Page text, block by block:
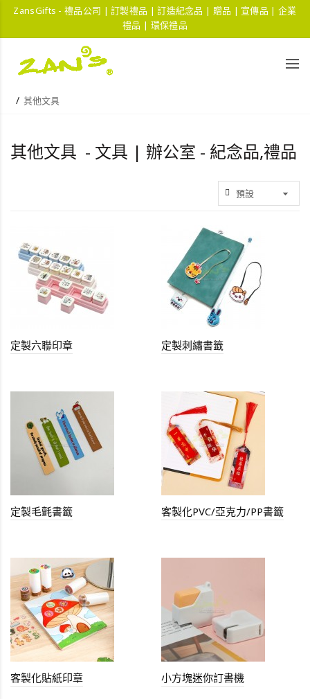
ZansGifts - 禮品公司 | 訂製禮品 | 訂造紀念品 | 贈品 | 宣傳品 | 企業
禮品 | 環保禮品
其他文具
其他文具 - 文具 | 辦公室 - 紀念品,禮品
定製六聯印章 定製刺繡書籤
定製毛氈書籤 客製化PVC/亞克力/PP書籤
客製化貼紙印章 小方塊迷你訂書機